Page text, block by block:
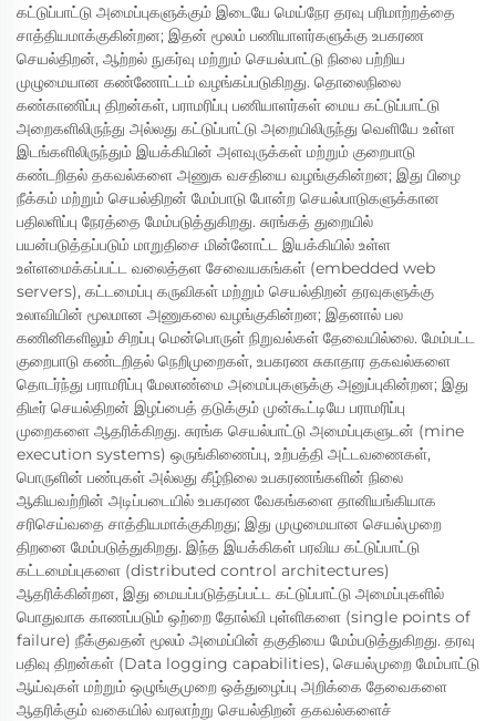
கட்டுப்பாட்டு அமைப்புகளுக்கும் இடையே மெய்நேர தரவு பரிமாற்றத்தை
சாத்தியமாக்குகின்றன; இதன் மூலம் பணியாளர்களுக்கு உபகரண
செயல்திறன், ஆற்றல் நுகர்வு மற்றும் செயல்பாட்டு நிலை பற்றிய
முழுமையான கண்ணோட்டம் வழங்கப்படுகிறது. தொலைநிலை
கண்காணிப்பு திறன்கள், பராமரிப்பு பணியாளர்கள் மைய கட்டுப்பாட்டு
அறைகளிலிருந்து அல்லது கட்டுப்பாட்டு அறையிலிருந்து வெளியே உள்ள
இடங்களிலிருந்தும் இயக்கியின் அளவுருக்கள் மற்றும் குறைபாடு
கண்டறிதல் தகவல்களை அணுக வசதியை வழங்குகின்றன; இது பிழை
நீக்கம் மற்றும் செயல்திறன் மேம்பாடு போன்ற செயல்பாடுகளுக்கான
பதிலளிப்பு நேரத்தை மேம்படுத்துகிறது. சுரங்கத் துறையில்
பயன்படுத்தப்படும் மாறுதிசை மின்னோட்ட இயக்கியில் உள்ள
உள்ளமைக்கப்பட்ட வலைத்தள சேவையகங்கள் (embedded web
servers), கட்டமைப்பு கருவிகள் மற்றும் செயல்திறன் தரவுகளுக்கு
உலாவியின் மூலமான அணுகலை வழங்குகின்றன; இதனால் பல
கணினிகளிலும் சிறப்பு மென்பொருள் நிறுவல்கள் தேவையில்லை. மேம்பட்ட
குறைபாடு கண்டறிதல் நெறிமுறைகள், உபகரண சுகாதார தகவல்களை
தொடர்ந்து பராமரிப்பு மேலாண்மை அமைப்புகளுக்கு அனுப்புகின்றன; இது
திடீர் செயல்திறன் இழப்பைத் தடுக்கும் முன்கூட்டியே பராமரிப்பு
முறைகளை ஆதரிக்கிறது. சுரங்க செயல்பாட்டு அமைப்புகளுடன் (mine
execution systems) ஒருங்கிணைப்பு, உற்பத்தி அட்டவணைகள்,
பொருளின் பண்புகள் அல்லது கீழ்நிலை உபகரணங்களின் நிலை
ஆகியவற்றின் அடிப்படையில் உபகரண வேகங்களை தானியங்கியாக
சரிசெய்வதை சாத்தியமாக்குகிறது; இது முழுமையான செயல்முறை
திறனை மேம்படுத்துகிறது. இந்த இயக்கிகள் பரவிய கட்டுப்பாட்டு
கட்டமைப்புகளை (distributed control architectures)
ஆதரிக்கின்றன, இது மையப்படுத்தப்பட்ட கட்டுப்பாட்டு அமைப்புகளில்
பொதுவாக காணப்படும் ஒற்றை தோல்வி புள்ளிகளை (single points of
failure) நீக்குவதன் மூலம் அமைப்பின் தகுதியை மேம்படுத்துகிறது. தரவு
பதிவு திறன்கள் (Data logging capabilities), செயல்முறை மேம்பாட்டு
ஆய்வுகள் மற்றும் ஒழுங்குமுறை ஒத்துழைப்பு அறிக்கை தேவைகளை
ஆதரிக்கும் வகையில் வரலாற்று செயல்திறன் தகவல்களைச்